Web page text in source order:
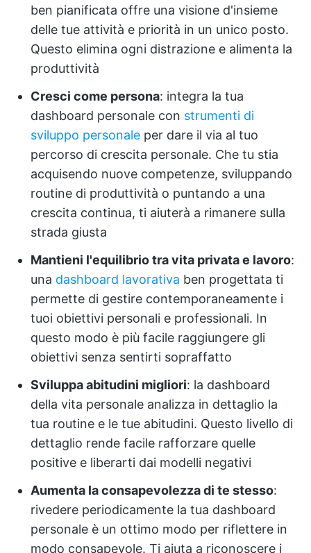
ben pianificata offre una visione d'insieme
delle tue attività e priorità in un unico posto.
Questo elimina ogni distrazione e alimenta la
produttività
Cresci come persona: integra la tua
dashboard personale con strumenti di
sviluppo personale per dare il via al tuo
percorso di crescita personale. Che tu stia
acquisendo nuove competenze, sviluppando
routine di produttività o puntando a una
crescita continua, ti aiuterà a rimanere sulla
strada giusta
Mantieni l'equilibrio tra vita privata e lavoro:
una dashboard lavorativa ben progettata ti
permette di gestire contemporaneamente i
tuoi obiettivi personali e professionali. In
questo modo è più facile raggiungere gli
obiettivi senza sentirti sopraffatto
Sviluppa abitudini migliori: la dashboard
della vita personale analizza in dettaglio la
tua routine e le tue abitudini. Questo livello di
dettaglio rende facile rafforzare quelle
positive e liberarti dai modelli negativi
Aumenta la consapevolezza di te stesso:
rivedere periodicamente la tua dashboard
personale è un ottimo modo per riflettere in
modo consapevole. Ti aiuta a riconoscere i